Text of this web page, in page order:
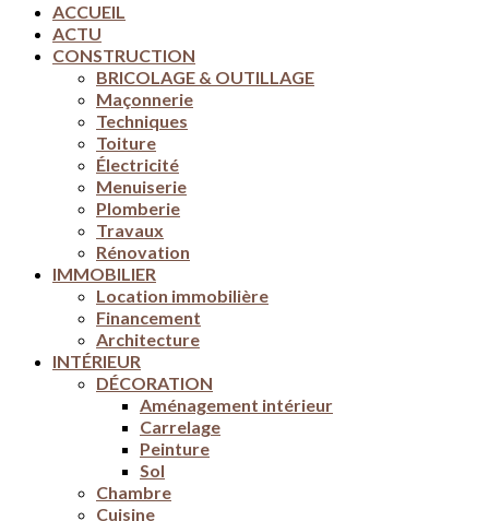
ACCUEIL
ACTU
CONSTRUCTION
BRICOLAGE & OUTILLAGE
Maçonnerie
Techniques
Toiture
Électricité
Menuiserie
Plomberie
Travaux
Rénovation
IMMOBILIER
Location immobilière
Financement
Architecture
INTÉRIEUR
DÉCORATION
Aménagement intérieur
Carrelage
Peinture
Sol
Chambre
Cuisine